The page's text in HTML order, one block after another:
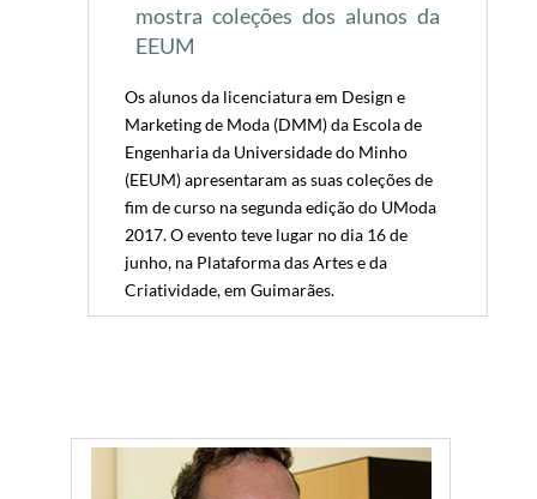
mostra coleções dos alunos da
EEUM
Os alunos da licenciatura em Design e
Marketing de Moda (DMM) da Escola de
Engenharia da Universidade do Minho
(EEUM) apresentaram as suas coleções de
fim de curso na segunda edição do UModa
2017. O evento teve lugar no dia 16 de
junho, na Plataforma das Artes e da
Criatividade, em Guimarães.